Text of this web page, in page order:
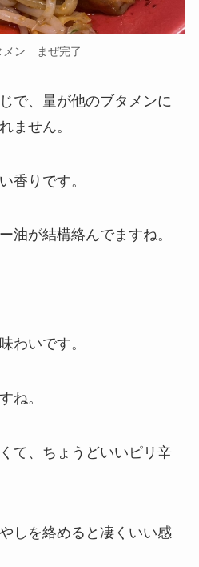
メン まぜ完了
で、量が他のブタメンに
ません。
香りです。
油が結構絡んでますね。
わいです。
ね。
て、ちょうどいいピリ辛
しを絡めると凄くいい感